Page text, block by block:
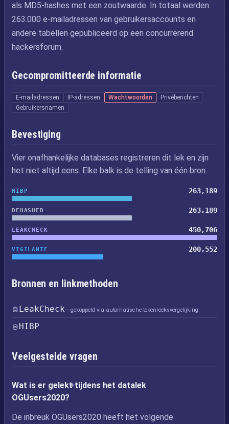
als MD5-hashes met een zoutwaarde. In totaal werden
263.000 e-mailadressen van gebruikersaccounts en
andere tabellen gepubliceerd op een concurrerend
hackersforum.
Gecompromitteerde informatie
E-mailadressen IP-adressen Wachtwoorden
Privéberichten
Gebruikersnamen
Bevestiging
Vier onafhankelijke databases registreren dit lek en zijn
het niet altijd eens. Elke balk is de telling van één bron.
HIBP 263,189
DEHASHED 263,189
LEAKCHECK 450,706
VIGILANTE 200,552
Bronnen en linkmethoden
LeakCheck— gekoppeld via automatische tekenreeksvergelijking
HIBP
Veelgestelde vragen
Wat is er gelekt tijdens het datalek
OGUsers2020?
De inbreuk OGUsers2020 heeft het volgende